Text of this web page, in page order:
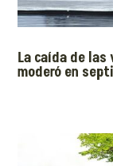
La caída de las
moderó en